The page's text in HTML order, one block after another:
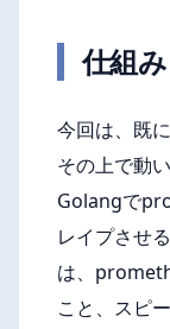
仕組み
今回は、既
その上で動
Golangで
レイプさせ
は、
こと、スピ